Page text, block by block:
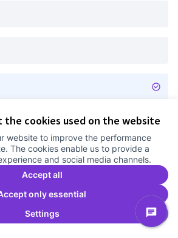
cookies used on the website
website to improve the performance
The cookies enable us to provide a
and social media channels.
Accept all
only essential
Settings
Facebook
at Instagram
YouTube
idiomaChoose language